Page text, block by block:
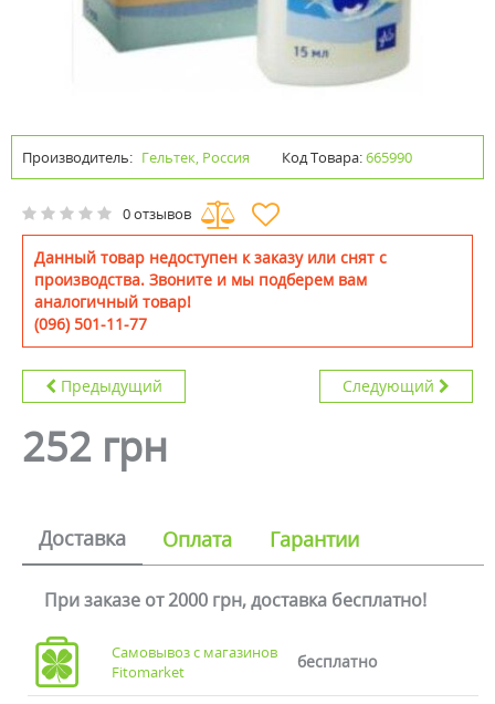
Производитель: Гельтек, Россия Код Товара:665990
0 отзывов
Данный товар недоступен к заказу или снят с
производства. Звоните и мы подберем вам
аналогичный товар!
(096) 501-11-77
Предыдущий Следующий
252 грн
Доставка Оплата Гарантии
При заказе от 2000 грн, доставка бесплатно!
Самовывоз с магазинов
Fitomarket
бесплатно